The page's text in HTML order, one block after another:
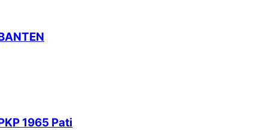
1965 Pati